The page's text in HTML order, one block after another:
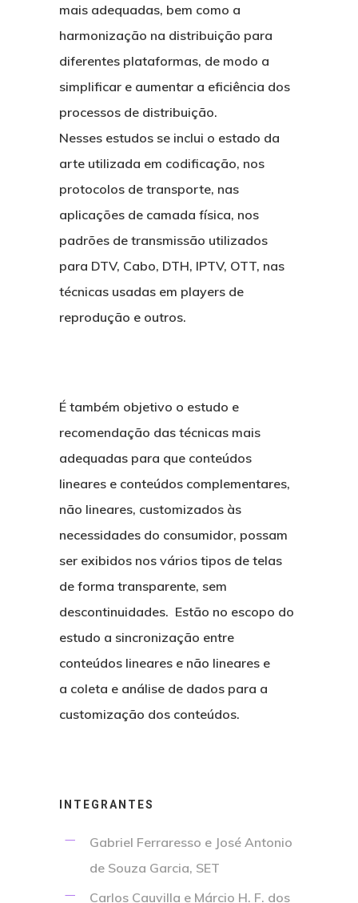
mais adequadas, bem como a
harmonização na distribuição para
diferentes plataformas, de modo a
simplificar e aumentar a eficiência dos
processos de distribuição.
Nesses estudos se inclui o estado da
arte utilizada em codificação, nos
protocolos de transporte, nas
aplicações de camada física, nos
padrões de transmissão utilizados
para DTV, Cabo, DTH, IPTV, OTT, nas
técnicas usadas em players de
reprodução e outros.
É também objetivo o estudo e
recomendação das técnicas mais
adequadas para que conteúdos
lineares e conteúdos complementares,
não lineares, customizados às
necessidades do consumidor, possam
ser exibidos nos vários tipos de telas
de forma transparente, sem
descontinuidades. Estão no escopo do
estudo a sincronização entre
conteúdos lineares e não lineares e
a coleta e análise de dados para a
customização dos conteúdos.
INTEGRANTES
Gabriel Ferraresso e José Antonio
de Souza Garcia, SET
Carlos Cauvilla e Márcio H. F. dos
Sobre
Futuro
Objetivos estratégicos
Membros
UHD
Notícias
Comitês
Comitê de Segurança
Comitê de Distribuição
Harmonização
Comitê de Hábitos de
Consumo e Visão